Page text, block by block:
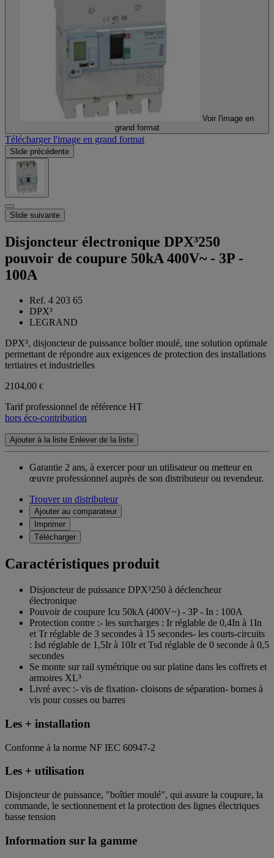
Voir l'image en
grand format
Télécharger l'image en grand format
Slide précédente
Slide suivante
Disjoncteur électronique DPX³250
pouvoir de coupure 50kA 400V~ - 3P -
100A
Ref. 4 203 65
DPX³
LEGRAND
DPX³, disjoncteur de puissance boîtier moulé, une solution optimale
permettant de répondre aux exigences de protection des installations
tertiaires et industrielles
2104,00 €
Tarif professionnel de référence HT
hors éco-contribution
Ajouter à la liste Enlever de la liste
Garantie 2 ans, à exercer pour un utilisateur ou metteur en
œuvre professionnel auprès de son distributeur ou revendeur.
Trouver un distributeur
Ajouter au comparateur
Imprimer
Télécharger
Caractéristiques produit
Disjoncteur de puissance DPX³250 à déclencheur
électronique
Pouvoir de coupure Icu 50kA (400V~) - 3P - In : 100A
Protection contre :- les surcharges : Ir réglable de 0,4In à 1In
et Tr réglable de 3 secondes à 15 secondes- les courts-circuits
: Isd réglable de 1,5Ir à 10Ir et Tsd réglable de 0 seconde à 0,5
secondes
Se monte sur rail symétrique ou sur platine dans les coffrets et
armoires XL³
Livré avec :- vis de fixation- cloisons de séparation- bornes à
vis pour cosses ou barres
Les + installation
Conforme à la norme NF IEC 60947-2
Les + utilisation
Disjoncteur de puissance, "boîtier moulé", qui assure la coupure, la
commande, le sectionnement et la protection des lignes électriques
basse tension
Information sur la gamme